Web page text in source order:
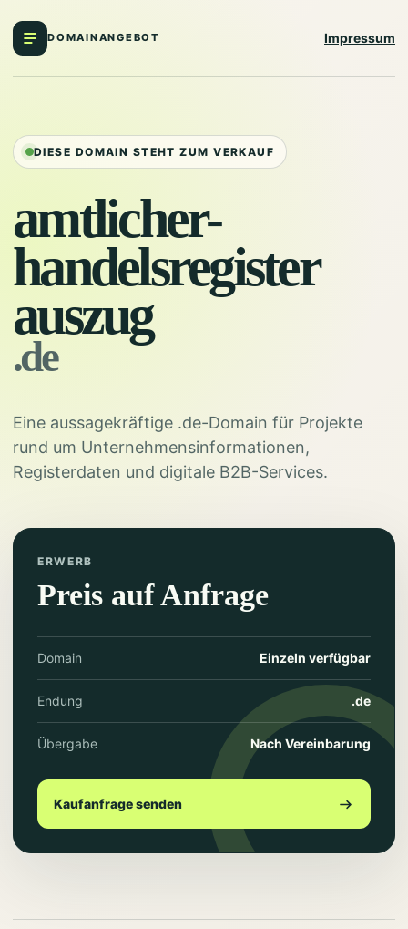
DOMAINANGEBOT Impressum
DIESE DOMAIN STEHT ZUM VERKAUF
amtlicher-
handelsregister
auszug
.de
Eine aussagekräftige .de-Domain für Projekte
rund um Unternehmensinformationen,
Registerdaten und digitale B2B-Services.
ERWERB
Preis auf Anfrage
Domain Einzeln verfügbar
Endung .de
Übergabe Nach Vereinbarung
Kaufanfrage senden